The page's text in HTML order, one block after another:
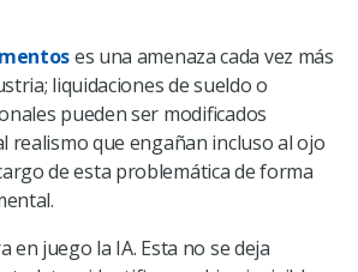
es una amenaza cada vez más
liquidaciones de sueldo o
pueden ser modificados
realismo que engañan incluso al ojo
de esta problemática de forma
en juego la IA. Esta no se deja